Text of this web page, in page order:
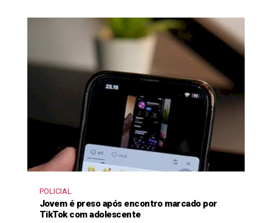
POLICIAL
Jovem é preso após encontro marcado por
TikTok com adolescente